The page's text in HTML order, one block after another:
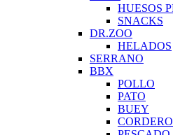
HUESOS
SNACKS
DR.ZOO
HELADOS
SERRANO
BBX
POLLO
PATO
BUEY